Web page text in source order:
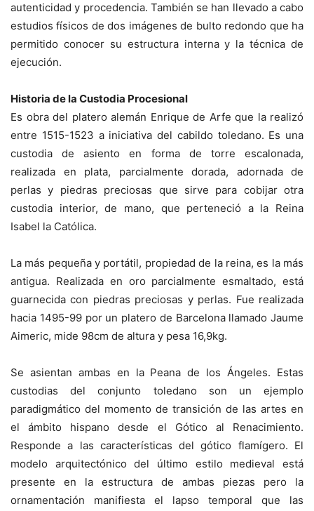
autenticidad y procedencia. También se han llevado a cabo
estudios físicos de dos imágenes de bulto redondo que ha
permitido conocer su estructura interna y la técnica de
ejecución.
Historia de la Custodia Procesional
Es obra del platero alemán Enrique de Arfe que la realizó
entre 1515-1523 a iniciativa del cabildo toledano. Es una
custodia de asiento en forma de torre escalonada,
realizada en plata, parcialmente dorada, adornada de
perlas y piedras preciosas que sirve para cobijar otra
custodia interior, de mano, que perteneció a la Reina
Isabel la Católica.
La más pequeña y portátil, propiedad de la reina, es la más
antigua. Realizada en oro parcialmente esmaltado, está
guarnecida con piedras preciosas y perlas. Fue realizada
hacia 1495-99 por un platero de Barcelona llamado Jaume
Aimeric, mide 98cm de altura y pesa 16,9kg.
Se asientan ambas en la Peana de los Ángeles. Estas
custodias del conjunto toledano son un ejemplo
paradigmático del momento de transición de las artes en
el ámbito hispano desde el Gótico al Renacimiento.
Responde a las características del gótico flamígero. El
modelo arquitectónico del último estilo medieval está
presente en la estructura de ambas piezas pero la
ornamentación manifiesta el lapso temporal que las